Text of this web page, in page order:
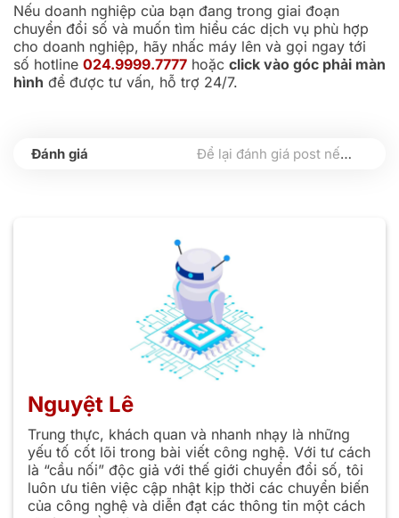
Nếu doanh nghiệp của bạn đang trong giai đoạn
chuyển đổi số và muốn tìm hiểu các dịch vụ phù hợp
cho doanh nghiệp, hãy nhấc máy lên và gọi ngay tới
số hotline 024.9999.7777 hoặc click vào góc phải màn
hình để được tư vấn, hỗ trợ 24/7.
Để lại đánh giá post nếu bạn thấy hữu ích nhé
Nguyệt Lê
Trung thực, khách quan và nhanh nhạy là những
yếu tố cốt lõi trong bài viết công nghệ. Với tư cách
là “cầu nối” độc giả với thế giới chuyển đổi số, tôi
luôn ưu tiên việc cập nhật kịp thời các chuyển biến
của công nghệ và diễn đạt các thông tin một cách